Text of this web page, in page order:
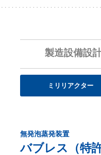
製造設備設
ミリリアクター
無発泡蒸発装置
バブレス（特